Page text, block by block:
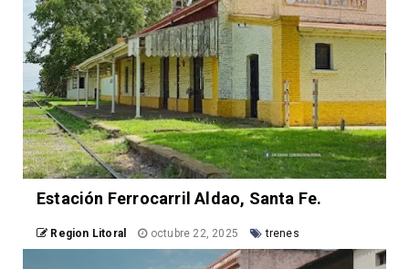
Estación Ferrocarril Aldao, Santa Fe.
Region Litoral octubre 22, 2025 trenes